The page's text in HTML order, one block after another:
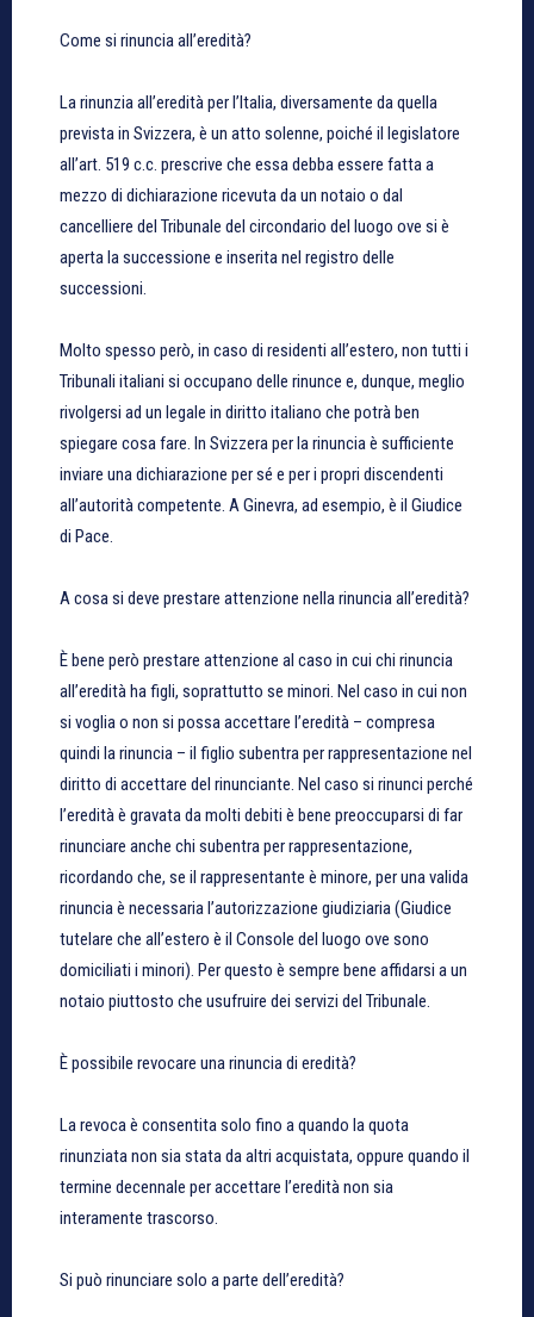
Come si rinuncia all’eredità?
La rinunzia all’eredità per l’Italia, diversamente da quella
prevista in Svizzera, è un atto solenne, poiché il legislatore
all’art. 519 c.c. prescrive che essa debba essere fatta a
mezzo di dichiarazione ricevuta da un notaio o dal
cancelliere del Tribunale del circondario del luogo ove si è
aperta la successione e inserita nel registro delle
successioni.
Molto spesso però, in caso di residenti all’estero, non tutti i
Tribunali italiani si occupano delle rinunce e, dunque, meglio
rivolgersi ad un legale in diritto italiano che potrà ben
spiegare cosa fare. In Svizzera per la rinuncia è sufficiente
inviare una dichiarazione per sé e per i propri discendenti
all’autorità competente. A Ginevra, ad esempio, è il Giudice
di Pace.
A cosa si deve prestare attenzione nella rinuncia all’eredità?
È bene però prestare attenzione al caso in cui chi rinuncia
all’eredità ha figli, soprattutto se minori. Nel caso in cui non
si voglia o non si possa accettare l’eredità – compresa
quindi la rinuncia – il figlio subentra per rappresentazione nel
diritto di accettare del rinunciante. Nel caso si rinunci perché
l’eredità è gravata da molti debiti è bene preoccuparsi di far
rinunciare anche chi subentra per rappresentazione,
ricordando che, se il rappresentante è minore, per una valida
rinuncia è necessaria l’autorizzazione giudiziaria (Giudice
tutelare che all’estero è il Console del luogo ove sono
domiciliati i minori). Per questo è sempre bene affidarsi a un
notaio piuttosto che usufruire dei servizi del Tribunale.
È possibile revocare una rinuncia di eredità?
La revoca è consentita solo fino a quando la quota
rinunziata non sia stata da altri acquistata, oppure quando il
termine decennale per accettare l’eredità non sia
interamente trascorso.
Si può rinunciare solo a parte dell’eredità?